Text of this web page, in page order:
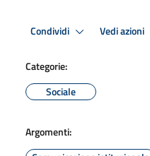
Condividi Vedi azioni
Categorie:
Sociale
Argomenti: